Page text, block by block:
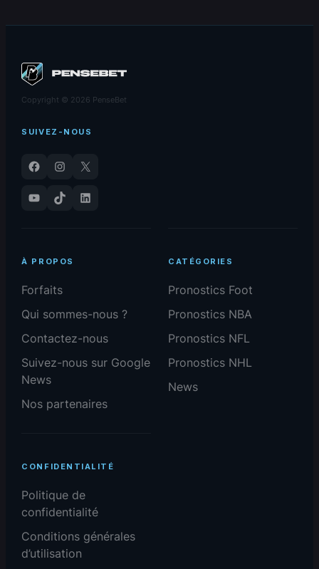
Copyright © 2026 PenseBet
SUIVEZ-NOUS
Facebook Instagram
X
YouTube
TikTok LinkedIn
À PROPOS
Forfaits
Qui sommes-nous ?
Contactez-nous
Suivez-nous sur Google
News
Nos partenaires
CATÉGORIES
Pronostics Foot
Pronostics NBA
Pronostics NFL
Pronostics NHL
News
CONFIDENTIALITÉ
Politique de
confidentialité
Conditions générales
d’utilisation